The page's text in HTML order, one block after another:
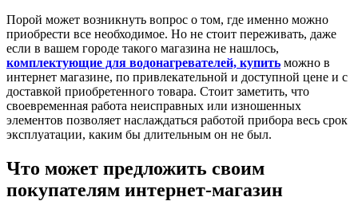
Порой может возникнуть вопрос о том, где именно можно
приобрести все необходимое. Но не стоит переживать, даже
если в вашем городе такого магазина не нашлось,
комплектующие для водонагревателей, купить можно в
интернет магазине, по привлекательной и доступной цене и с
доставкой приобретенного товара. Стоит заметить, что
своевременная работа неисправных или изношенных
элементов позволяет наслаждаться работой прибора весь срок
эксплуатации, каким бы длительным он не был.
Что может предложить своим
покупателям интернет-магазин